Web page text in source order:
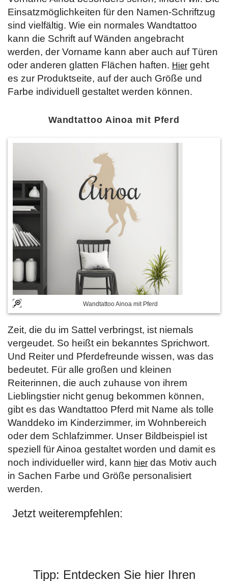
Einsatzmöglichkeiten für den Namen-Schriftzug
sind vielfältig. Wie ein normales Wandtattoo
kann die Schrift auf Wänden angebracht
werden, der Vorname kann aber auch auf Türen
oder anderen glatten Flächen haften. Hier geht
es zur Produktseite, auf der auch Größe und
Farbe individuell gestaltet werden können.
Wandtattoo Ainoa mit Pferd
Wandtattoo Ainoa mit Pferd
Zeit, die du im Sattel verbringst, ist niemals
vergeudet. So heißt ein bekanntes Sprichwort.
Und Reiter und Pferdefreunde wissen, was das
bedeutet. Für alle großen und kleinen
Reiterinnen, die auch zuhause von ihrem
Lieblingstier nicht genug bekommen können,
gibt es das Wandtattoo Pferd mit Name als tolle
Wanddeko im Kinderzimmer, im Wohnbereich
oder dem Schlafzimmer. Unser Bildbeispiel ist
speziell für Ainoa gestaltet worden und damit es
noch individueller wird, kann hier das Motiv auch
in Sachen Farbe und Größe personalisiert
werden.
Jetzt weiterempfehlen:
Tipp: Entdecken Sie hier Ihren